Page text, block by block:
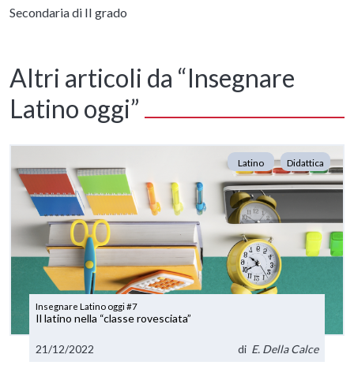
Secondaria di II grado
Altri articoli da “Insegnare
Latino oggi”
Latino Didattica
Insegnare Latino oggi #7
Il latino nella “classe rovesciata”
21/12/2022 di E. Della Calce